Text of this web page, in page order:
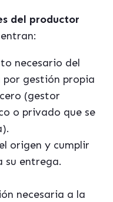
del productor
necesario del
por gestión propia
(gestor
o privado que se
origen y cumplir
su entrega.
necesaria a la